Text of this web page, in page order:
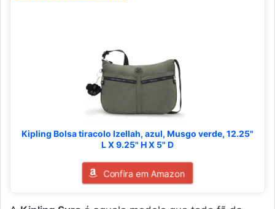
Kipling Bolsa tiracolo Izellah, azul, Musgo verde, 12.25"
L X 9.25" H X 5" D
Confira em Amazon